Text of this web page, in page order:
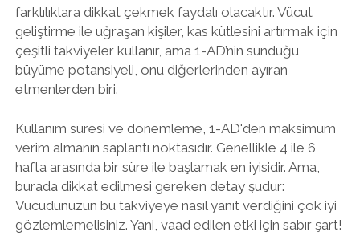
farklılıklara dikkat çekmek faydalı olacaktır. Vücut
geliştirme ile uğraşan kişiler, kas kütlesini artırmak için
çeşitli takviyeler kullanır, ama 1-AD’nin sunduğu
büyüme potansiyeli, onu diğerlerinden ayıran
etmenlerden biri.
Kullanım süresi ve dönemleme, 1-AD'den maksimum
verim almanın saplantı noktasıdır. Genellikle 4 ile 6
hafta arasında bir süre ile başlamak en iyisidir. Ama,
burada dikkat edilmesi gereken detay şudur:
Vücudunuzun bu takviyeye nasıl yanıt verdiğini çok iyi
gözlemlemelisiniz. Yani, vaad edilen etki için sabır şart!